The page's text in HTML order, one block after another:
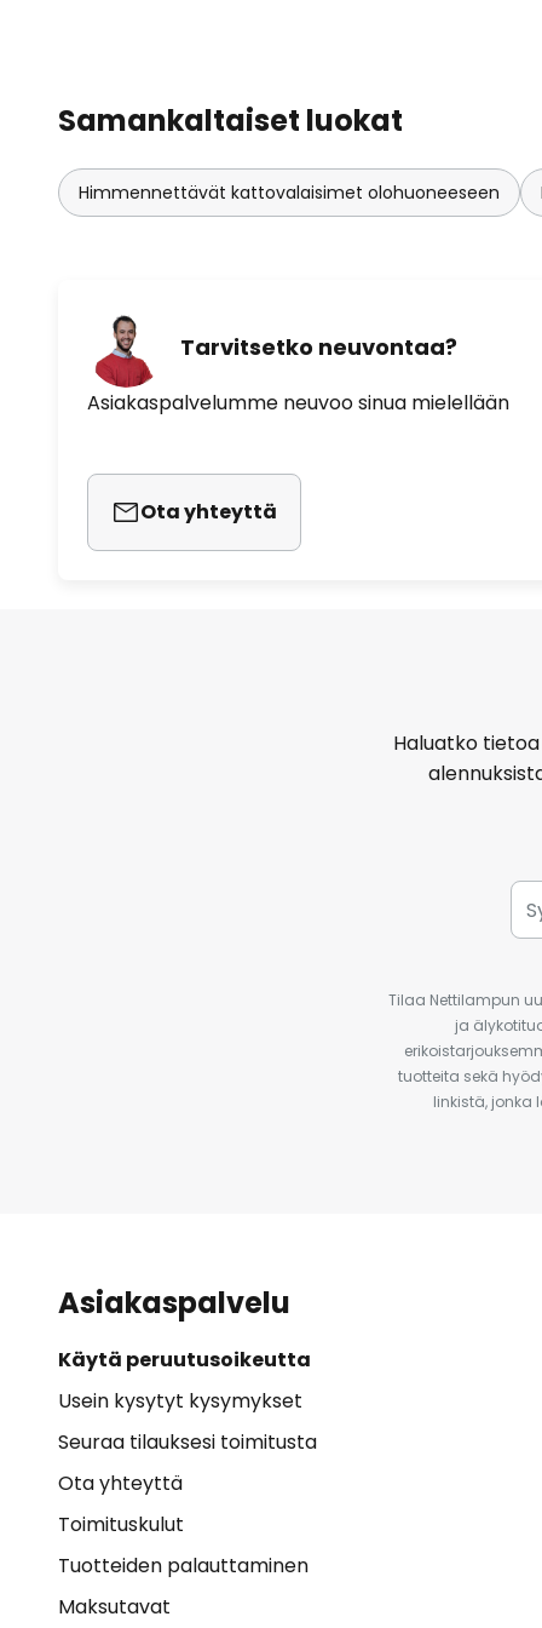
Samankaltaiset luokat
Himmennettävät kattovalaisimet olohuoneeseen
Tarvitsetko neuvontaa?
Asiakaspalvelumme neuvoo sinua mielellään
Ota yhteyttä
Haluatko
Tilaa Nettilampun
ja
tuotteita sekä
linkistä, jonka
Asiakaspalvelu
Käytä peruutusoikeutta
Usein kysytyt kysymykset
Seuraa tilauksesi toimitusta
Ota yhteyttä
Toimituskulut
Tuotteiden palauttaminen
Maksutavat